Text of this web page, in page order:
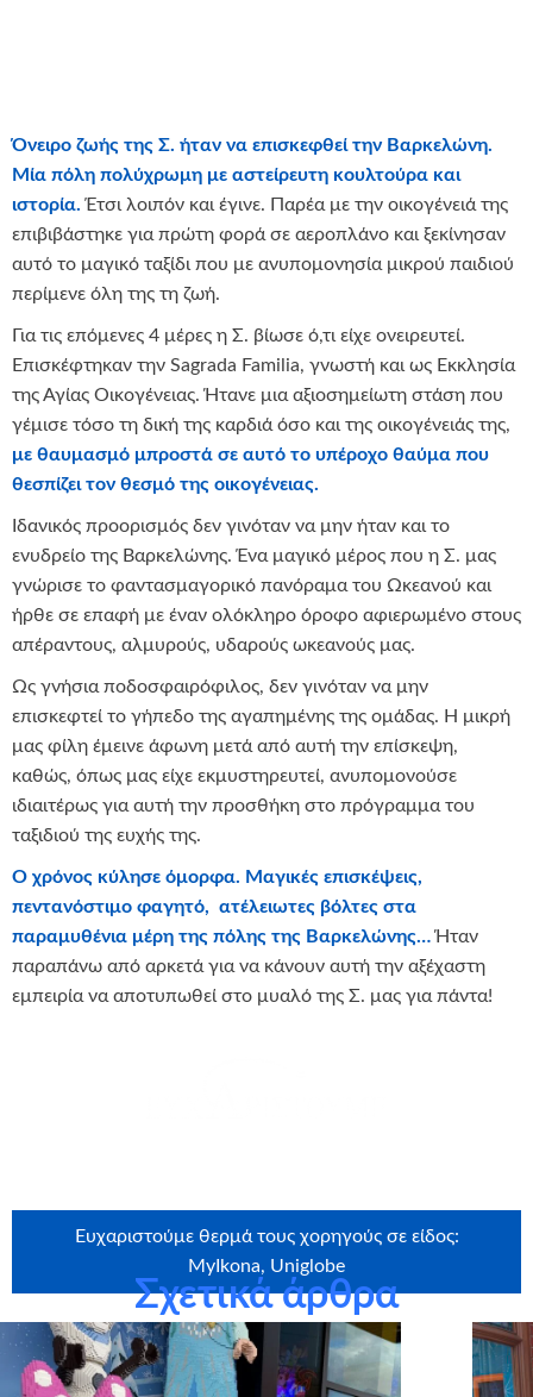
Όνειρο ζωής της Σ. ήταν να επισκεφθεί την Βαρκελώνη.
Μία πόλη πολύχρωμη με αστείρευτη κουλτούρα και
ιστορία. Έτσι λοιπόν και έγινε. Παρέα με την οικογένειά της
επιβιβάστηκε για πρώτη φορά σε αεροπλάνο και ξεκίνησαν
αυτό το μαγικό ταξίδι που με ανυπομονησία μικρού παιδιού
περίμενε όλη της τη ζωή.
Για τις επόμενες 4 μέρες η Σ. βίωσε ό,τι είχε ονειρευτεί.
Επισκέφτηκαν την Sagrada Familia, γνωστή και ως Εκκλησία
της Αγίας Οικογένειας. Ήτανε μια αξιοσημείωτη στάση που
γέμισε τόσο τη δική της καρδιά όσο και της οικογένειάς της,
με θαυμασμό μπροστά σε αυτό το υπέροχο θαύμα που
θεσπίζει τον θεσμό της οικογένειας.
Ιδανικός προορισμός δεν γινόταν να μην ήταν και το
ενυδρείο της Βαρκελώνης. Ένα μαγικό μέρος που η Σ. μας
γνώρισε το φαντασμαγορικό πανόραμα του Ωκεανού και
ήρθε σε επαφή με έναν ολόκληρο όροφο αφιερωμένο στους
απέραντους, αλμυρούς, υδαρούς ωκεανούς μας.
Ως γνήσια ποδοσφαιρόφιλος, δεν γινόταν να μην
επισκεφτεί το γήπεδο της αγαπημένης της ομάδας. Η μικρή
μας φίλη έμεινε άφωνη μετά από αυτή την επίσκεψη,
καθώς, όπως μας είχε εκμυστηρευτεί, ανυπομονούσε
ιδιαιτέρως για αυτή την προσθήκη στο πρόγραμμα του
ταξιδιού της ευχής της.
Ο χρόνος κύλησε όμορφα. Μαγικές επισκέψεις,
πεντανόστιμο φαγητό, ατέλειωτες βόλτες στα
παραμυθένια μέρη της πόλης της Βαρκελώνης… Ήταν
παραπάνω από αρκετά για να κάνουν αυτή την αξέχαστη
εμπειρία να αποτυπωθεί στο μυαλό της Σ. μας για πάντα!
Ευχαριστούμε θερμά τους χορηγούς σε είδος:
MyIkona, Uniglobe
Ευχαριστούμε θερμά την εταιρείαCraftbox.gr
για την
αποστολή birthday box – έκπληξη σε όλα τα παιδιά μας,
Σχετικά άρθρα